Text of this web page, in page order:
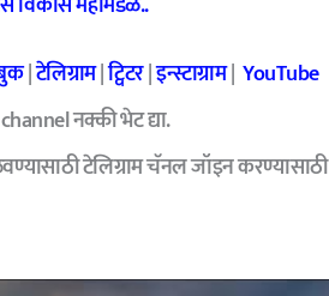
|टेलिग्राम|ट्विटर|इन्स्टाग्राम|YouTube
नक्की भेट द्या.
टेलिग्राम चॅनल जॉइन करण्यासाठी